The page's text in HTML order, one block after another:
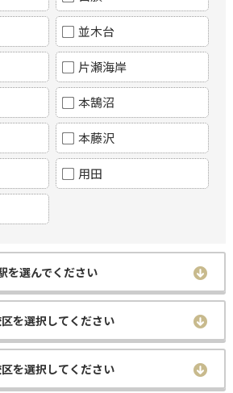
並木台
片瀬海岸
本鵠沼
本藤沢
用田
を選んでください
を選択してください
を選択してください